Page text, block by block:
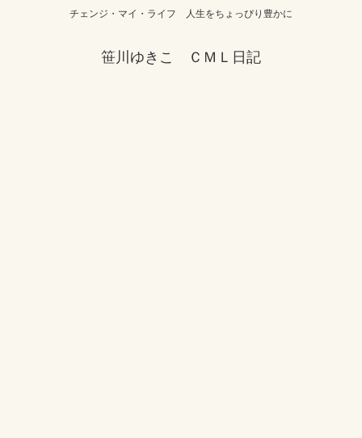
チェンジ・マイ・ライフ 人生をちょっぴり豊かに
笹川ゆきこ ＣＭＬ日記